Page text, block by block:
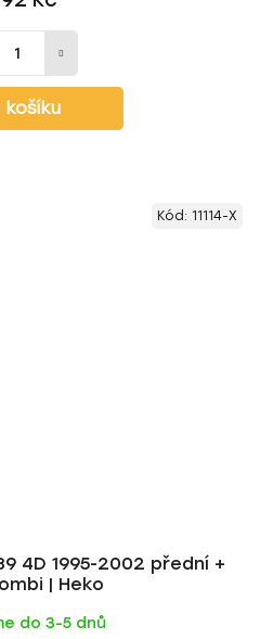
košíku
4D 1995-2002 přední +
| Heko
do 3-5 dnů
Kód: 11114-X